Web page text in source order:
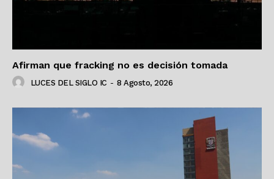
Afirman que fracking no es decisión tomada
LUCES DEL SIGLO IC - 8 Agosto, 2026